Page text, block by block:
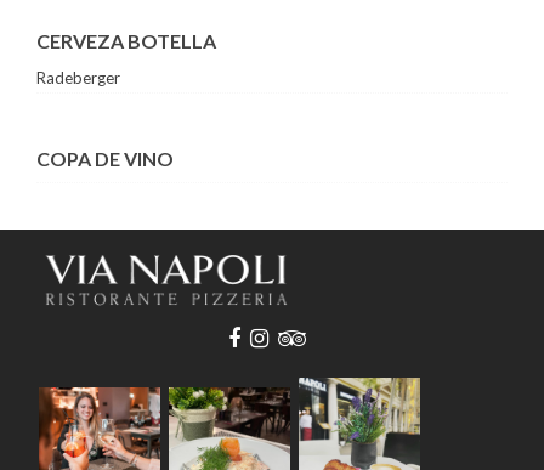
CERVEZA BOTELLA
Radeberger
COPA DE VINO